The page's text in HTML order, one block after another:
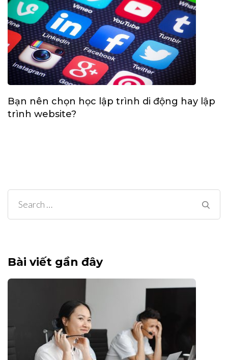
Bạn nên chọn học lập trình di động hay lập
trình website?
Search
for:
Bài viết gần đây